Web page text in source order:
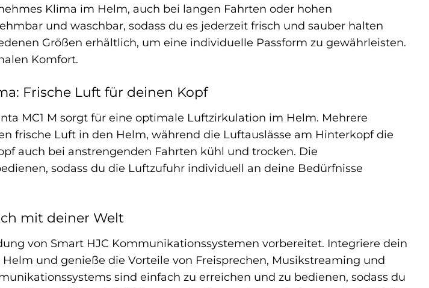
Klima im Helm, auch bei langen Fahrten oder hohen
und waschbar, sodass du es jederzeit frisch und sauber halten
Größen erhältlich, um eine individuelle Passform zu gewährleisten.
Komfort.
Frische Luft für deinen Kopf
MC1 M sorgt für eine optimale Luftzirkulation im Helm. Mehrere
frische Luft in den Helm, während die Luftauslässe am Hinterkopf die
auch bei anstrengenden Fahrten kühl und trocken. Die
sodass du die Luftzufuhr individuell an deine Bedürfnisse
mit deiner Welt
von Smart HJC Kommunikationssystemen vorbereitet. Integriere dein
und genieße die Vorteile von Freisprechen, Musikstreaming und
sind einfach zu erreichen und zu bedienen, sodass du